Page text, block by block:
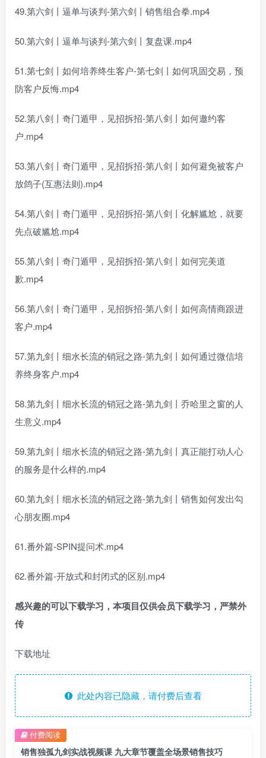
49.第六剑丨逼单与谈判-第六剑丨销售组合拳.mp4
50.第六剑丨逼单与谈判-第六剑丨复盘课.mp4
51.第七剑丨如何培养终生客户-第七剑丨如何巩固交易，预
防客户反悔.mp4
52.第八剑丨奇门遁甲，见招拆招-第八剑丨如何邀约客
户.mp4
53.第八剑丨奇门遁甲，见招拆招-第八剑丨如何避免被客户
放鸽子(互惠法则).mp4
54.第八剑丨奇门遁甲，见招拆招-第八剑丨化解尴尬，就要
先点破尴尬.mp4
55.第八剑丨奇门遁甲，见招拆招-第八剑丨如何完美道
歉.mp4
56.第八剑丨奇门遁甲，见招拆招-第八剑丨如何高情商跟进
客户.mp4
57.第九剑丨细水长流的销冠之路-第九剑丨如何通过微信培
养终身客户.mp4
58.第九剑丨细水长流的销冠之路-第九剑丨乔哈里之窗的人
生意义.mp4
59.第九剑丨细水长流的销冠之路-第九剑丨真正能打动人心
的服务是什么样的.mp4
60.第九剑丨细水长流的销冠之路-第九剑丨销售如何发出勾
心朋友圈.mp4
61.番外篇-SPIN提问术.mp4
62.番外篇-开放式和封闭式的区别.mp4
感兴趣的可以下载学习，本项目仅供会员下载学习，严禁外
传
下载地址
此处内容已隐藏，请付费后查看
销售独孤九剑实战视频课 九大章节覆盖全场景销售技巧
付费阅读